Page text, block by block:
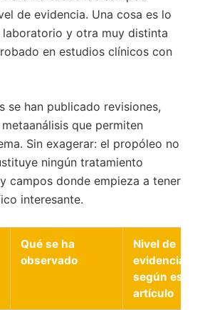
de evidencia. Una cosa es lo
laboratorio y otra muy distinta
en estudios clínicos con
se han publicado revisiones,
que permiten
Sin exagerar: el propóleo no
ningún tratamiento
campos donde empieza a tener
interesante.
Qué se ha
observado
Nivel de
evidencia
según este
artículo